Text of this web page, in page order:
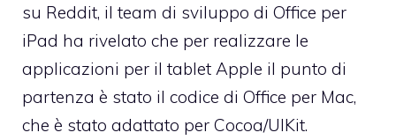
su Reddit, il team di sviluppo di Office per
iPad ha rivelato che per realizzare le
applicazioni per il tablet Apple il punto di
partenza è stato il codice di Office per Mac,
che è stato adattato per Cocoa/UIKit.